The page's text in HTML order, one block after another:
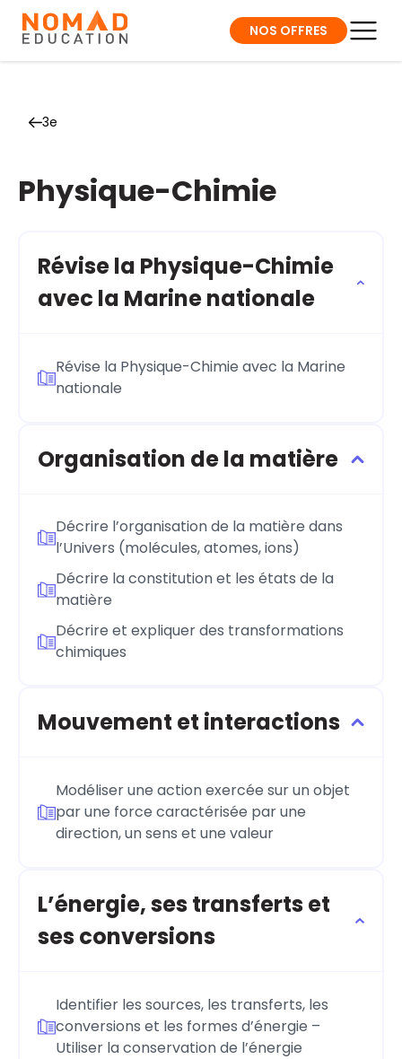
NOS OFFRES
3e
Physique-Chimie
Révise la Physique-Chimie
avec la Marine nationale
Révise la Physique-Chimie avec la Marine
nationale
Organisation de la matière
Décrire l’organisation de la matière dans
l’Univers (molécules, atomes, ions)
Décrire la constitution et les états de la
matière
Décrire et expliquer des transformations
chimiques
Mouvement et interactions
Modéliser une action exercée sur un objet
par une force caractérisée par une
direction, un sens et une valeur
L’énergie, ses transferts et
ses conversions
Identifier les sources, les transferts, les
conversions et les formes d’énergie –
Utiliser la conservation de l’énergie